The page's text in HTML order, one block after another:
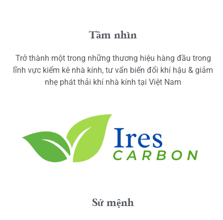
Tầm nhìn
Trở thành một trong những thương hiệu hàng đầu trong
lĩnh vực kiểm kê nhà kính, tư vấn biến đổi khí hậu & giảm
nhẹ phát thải khí nhà kính tại Việt Nam
Sứ mệnh